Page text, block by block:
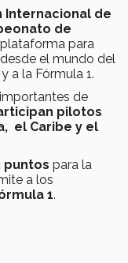
Internacional de
de
para
el mundo del
a la Fórmula 1.
de
pilotos
el Caribe y el
puntos para la
a los
1.